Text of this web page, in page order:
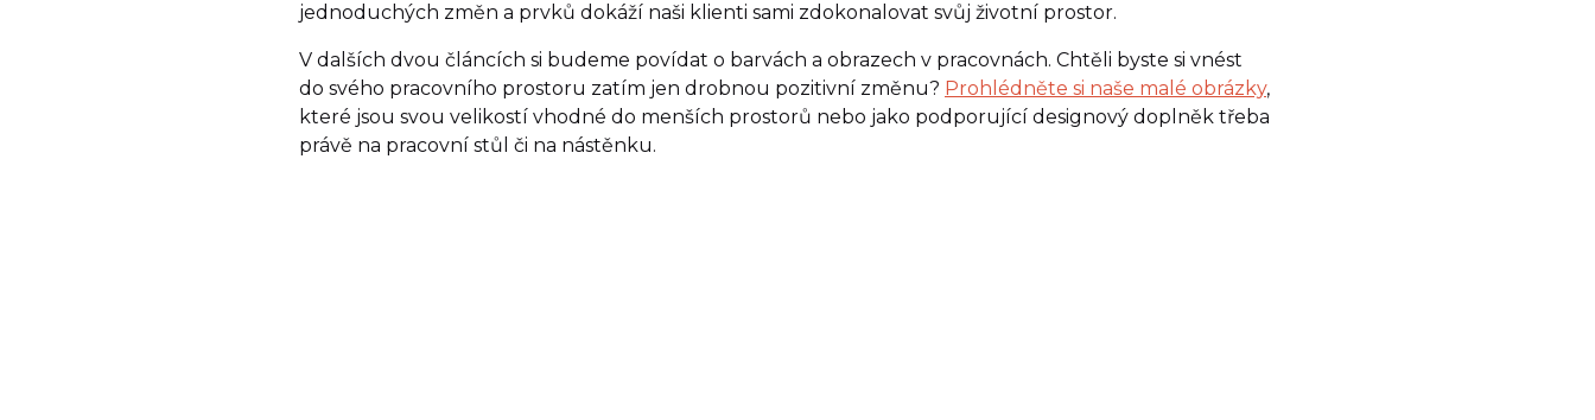
jednoduchých změn a prvků dokáží naši klienti sami zdokonalovat svůj životní prostor.
V dalších dvou článcích si budeme povídat o barvách a obrazech v pracovnách. Chtěli byste si vnést
do svého pracovního prostoru zatím jen drobnou pozitivní změnu? Prohlédněte si naše malé obrázky,
které jsou svou velikostí vhodné do menších prostorů nebo jako podporující designový doplněk třeba
právě na pracovní stůl či na nástěnku.